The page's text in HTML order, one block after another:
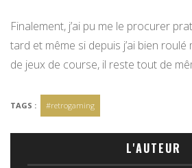
Finalement, j’ai pu me le procurer
tard et même si depuis j’ai bien
de jeux de course, il reste tout de
TAGS : #retrogaming
L'AUTEUR